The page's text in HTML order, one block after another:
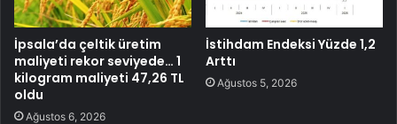
İpsala’da çeltik üretim
maliyeti rekor seviyede… 1
kilogram maliyeti 47,26 TL
oldu
Ağustos 6, 2026
İstihdam Endeksi Yüzde 1,2
Arttı
Ağustos 5, 2026